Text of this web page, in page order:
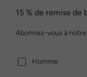
15 % de remise de
Abonnez-vous à
Homme